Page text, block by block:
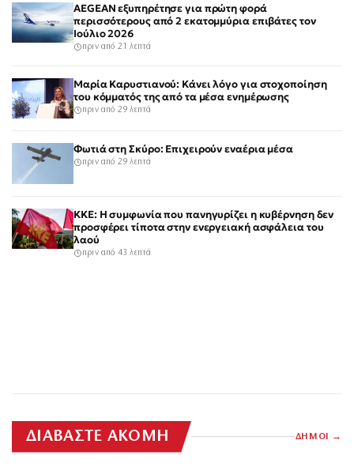
AEGEAN εξυπηρέτησε για πρώτη φορά
περισσότερους από 2 εκατομμύρια επιβάτες τον
Ιούλιο 2026
πριν από 21 λεπτά
Μαρία Καρυστιανού: Κάνει λόγο για στοχοποίηση
του κόμματός της από τα μέσα ενημέρωσης
πριν από 29 λεπτά
Φωτιά στη Σκύρο: Επιχειρούν εναέρια μέσα
πριν από 29 λεπτά
ΚΚΕ: Η συμφωνία που πανηγυρίζει η κυβέρνηση δεν
προσφέρει τίποτα στην ενεργειακή ασφάλεια του
λαού
πριν από 43 λεπτά
ΔΙΑΒΑΣΤΕ ΑΚΟΜΗ ΔΗΜΟΙ